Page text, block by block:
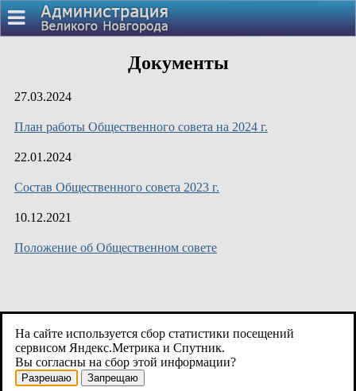
Документы
27.03.2024
План работы Общественного совета на 2024 г.
22.01.2024
Состав Общественного совета 2023 г.
10.12.2021
Положение об Общественном совете
На сайте используется сбор статистики посещений
сервисом Яндекс.Метрика и Спутник.
Вы согласны на сбор этой информации?
Разрешаю Запрещаю